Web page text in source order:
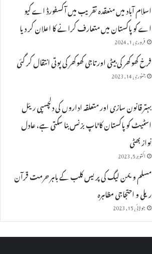
اسلام آباد میں منعقدہ تقریب میں آکسفورڈ اے کیو
اے کو پاکستان میں متعارف کرانے کا اعلان کر دیا
فروری 1, 2024
فرخ کھوکھر کی بیٹی اور تاجی کھوکھر کی پوتی انتقال کر گئی
جنوری 14, 2023
بہتر قانون سازی اور متعلقہ اداروں کی دلچسپی ریئل
اسٹیٹ کو پاکستان کا ٹاپ بزنس بنا سکتی ہے، عادل
نواز بھٹی
اکتوبر 5, 2023
مسلم ویمن لیگ کی پریس کلب کے باہر حرمت قرآن
ریلی و احتجاجی مظاہرہ
جولائی 15, 2023